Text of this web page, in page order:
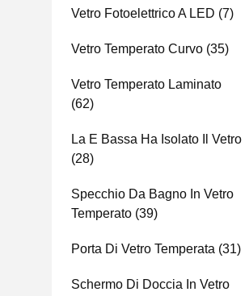
Vetro Fotoelettrico A LED (7)
Vetro Temperato Curvo (35)
Vetro Temperato Laminato
(62)
La E Bassa Ha Isolato Il Vetro
(28)
Specchio Da Bagno In Vetro
Temperato (39)
Porta Di Vetro Temperata (31)
Schermo Di Doccia In Vetro